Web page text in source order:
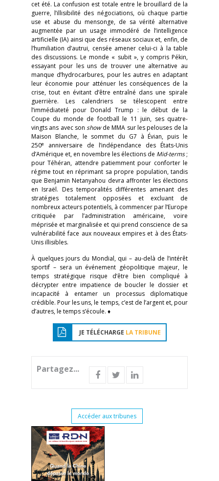
cet été. La confusion est totale entre le brouillard de la
guerre, l’illisibilité des négociations, où chaque partie
use et abuse du mensonge, de sa vérité alternative
augmentée par un usage immodéré de l’intelligence
artificielle (IA) ainsi que des réseaux sociaux et, enfin, de
l’humiliation d’autrui, censée amener celui-ci à la table
des discussions. Le monde « subit », y compris Pékin,
essayant pour les uns de trouver une alternative au
manque d’hydrocarbures, pour les autres en adaptant
leur économie pour atténuer les conséquences de la
crise, tout en évitant d’être entraîné dans une spirale
guerrière. Les calendriers se télescopent entre
l’immédiateté pour Donald Trump : le début de la
Coupe du monde de football le 11 juin, ses quatre-
vingts ans avec sonshowde MMA sur les pelouses de la
Maison Blanche, le sommet du G7 à Évian, puis le
250e
anniversaire de l’indépendance des États-Unis
d’Amérique et, en novembre les élections de Mid-terms;
pour Téhéran, attendre patiemment pour conforter le
régime tout en réprimant sa propre population, tandis
que Benjamin Netanyahou devra affronter les élections
en Israël. Des temporalités différentes amenant des
stratégies totalement opposées et excluant de
nombreux acteurs potentiels, à commencer par l’Europe
critiquée par l’administration américaine, voire
méprisée et marginalisée et qui prend conscience de sa
vulnérabilité face aux nouveaux empires et à des États-
Unis illisibles.
À quelques jours du Mondial, qui – au-delà de l’intérêt
sportif – sera un événement géopolitique majeur, le
temps stratégique risque d’être bien compliqué à
décrypter entre impatience de boucler le dossier et
incapacité à entamer un processus diplomatique
crédible. Pour les uns, le temps, c’est de l’argent et, pour
d’autres, le temps s’écoule. ♦
JE TÉLÉCHARGE LA TRIBUNE
Partagez...
Accéder aux tribunes